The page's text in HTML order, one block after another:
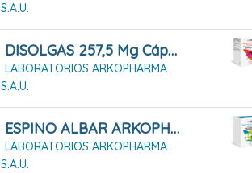
S.A.U.
DISOLGAS 257,5 Mg Cápsulas Blandas
LABORATORIOS ARKOPHARMA
S.A.U.
ESPINO ALBAR ARKOPHARMA 48 CÁPSULAS DURAS
LABORATORIOS ARKOPHARMA
S.A.U.